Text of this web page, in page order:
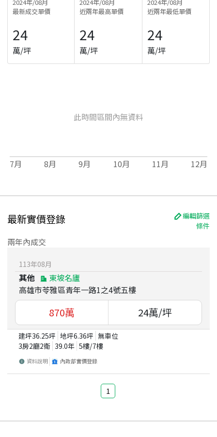
2024年/08月
最新成交單價
24
萬/坪
2024年/08月
近兩年最高單價
24
萬/坪
2024年/08月
近兩年最低單價
24
萬/坪
此時間區間內無資料
7月 8月 9月 10月 11月 12月
最新實價登錄
編輯篩選
條件
兩年內成交
113年08月
其他
東坡名廬
高雄市苓雅區青年一路1之4號五樓
870萬 24萬/坪
建坪36.25坪 地坪6.36坪 無車位
3房2廳2衛 39.0年 5樓/7樓
資料說明 內政部實價登錄
1